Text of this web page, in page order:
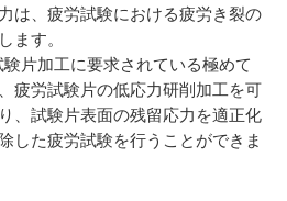
は、疲労試験における疲労き裂の
ます。
片加工に要求されている極めて
疲労試験片の低応力研削加工を可
、試験片表面の残留応力を適正化
した疲労試験を行うことができま